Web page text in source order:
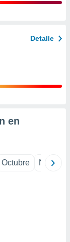
Detalle
en
Octubre